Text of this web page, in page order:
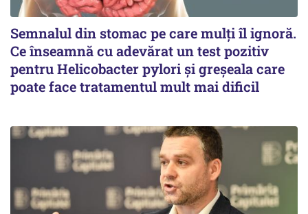
Semnalul din stomac pe care mulți îl ignoră.
Ce înseamnă cu adevărat un test pozitiv
pentru Helicobacter pylori și greșeala care
poate face tratamentul mult mai dificil